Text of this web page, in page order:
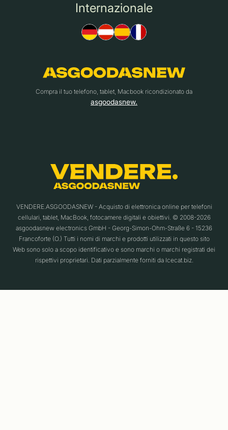
Internazionale
Compra il tuo telefono, tablet, Macbook ricondizionato da
asgoodasnew.
VENDERE.ASGOODASNEW - Acquisto di elettronica online per telefoni
cellulari, tablet, MacBook, fotocamere digitali e obiettivi. © 2008-2026
asgoodasnew electronics GmbH - Georg-Simon-Ohm-Straße 6 - 15236
Francoforte (O.) Tutti i nomi di marchi e prodotti utilizzati in questo sito
Web sono solo a scopo identificativo e sono marchi o marchi registrati dei
rispettivi proprietari. Dati parzialmente forniti da Icecat.biz.